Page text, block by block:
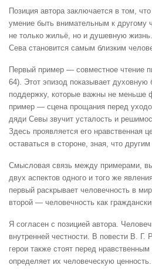
Позиция автора заключается в том,
умение быть внимательным к другому
не только жильё, но и душевную
Сева становится самым близким
Первый пример — совместное чтение
64). Этот эпизод показывает духовную
поддержку, которые важны не меньше
пример — сцена прощания перед
дяди Севы звучит усталость и
Здесь проявляется его нравственная
оставаться в стороне, зная, что
Смысловая связь между примерами,
двух аспектов одного и того же
первый раскрывает человечность в
второй — человечность как
Я согласен с позицией автора.
внутренней честности. В повести В.
герои также стоят перед
определяет их человеческую ценность.